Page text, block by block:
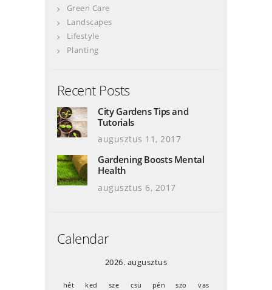
Green Care
Landscapes
Lifestyle
Planting
Recent Posts
City Gardens Tips and
Tutorials
augusztus 11, 2017
Gardening Boosts Mental
Health
augusztus 6, 2017
Calendar
2026. augusztus
hét ked sze csü pén szo
vas